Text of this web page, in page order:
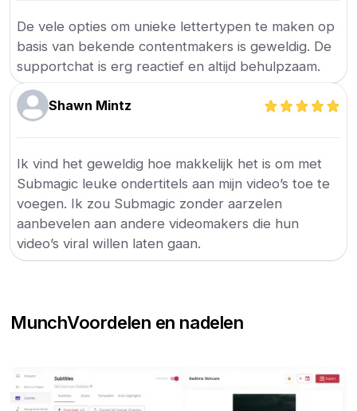
De vele opties om unieke lettertypen te maken op
basis van bekende contentmakers is geweldig. De
supportchat is erg reactief en altijd behulpzaam.
Shawn Mintz
Ik vind het geweldig hoe makkelijk het is om met
Submagic leuke ondertitels aan mijn video’s toe te
voegen. Ik zou Submagic zonder aarzelen
aanbevelen aan andere videomakers die hun
video’s viral willen laten gaan.
MunchVoordelen en nadelen